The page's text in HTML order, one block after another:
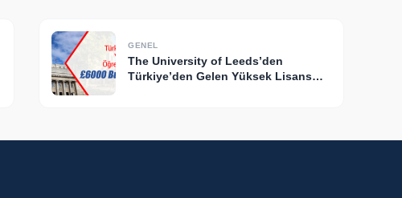
GENEL
The University of Leeds’den
Türkiye’den Gelen Yüksek Lisans